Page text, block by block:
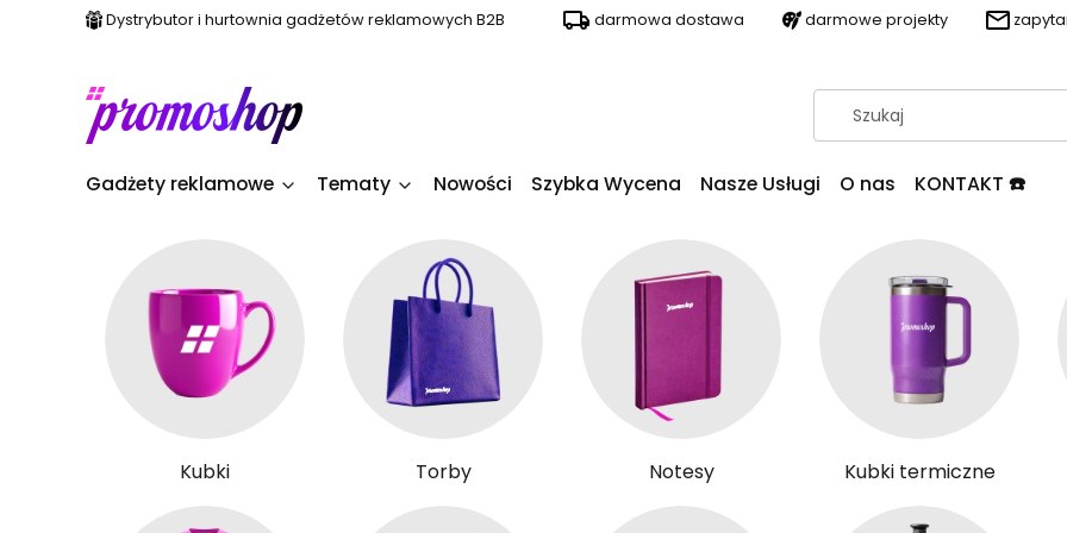
Dystrybutor i hurtownia gadżetów reklamowych B2B darmowa dostawa darmowe projekty
Gadżety reklamowe Tematy Nowości Szybka Wycena Nasze Usługi O nas KONTAKT ☎️
Kubki Torby Notesy Kubki termiczne